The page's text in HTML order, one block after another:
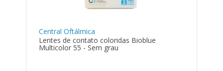
Central Oftálmica
Lentes de contato coloridas Bioblue
Multicolor 55 - Sem grau